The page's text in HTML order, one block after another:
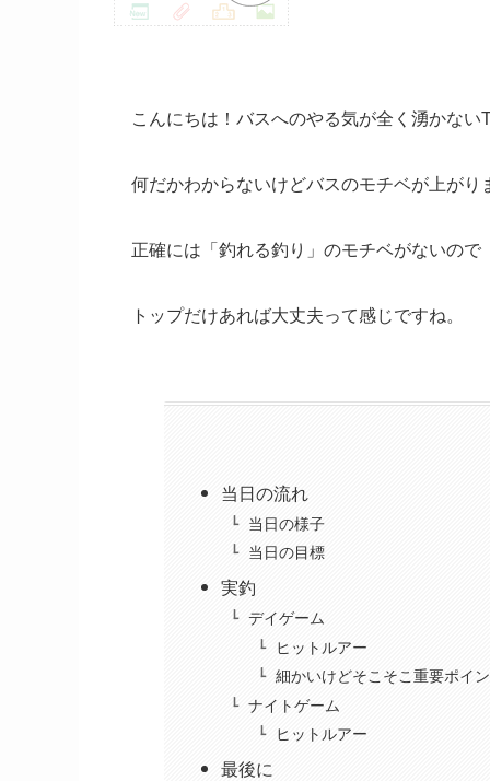
こんにちは！バスへのやる気が全く湧かない
何だかわからないけどバスのモチベが上が
正確には「釣れる釣り」のモチベがないの
トップだけあれば大丈夫って感じですね。
当日の流れ
当日の様子
当日の目標
実釣
デイゲーム
ヒットルアー
細かいけどそこそこ重要ポイン
ナイトゲーム
ヒットルアー
最後に